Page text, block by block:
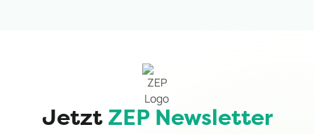
Jetzt ZEP Newsletter